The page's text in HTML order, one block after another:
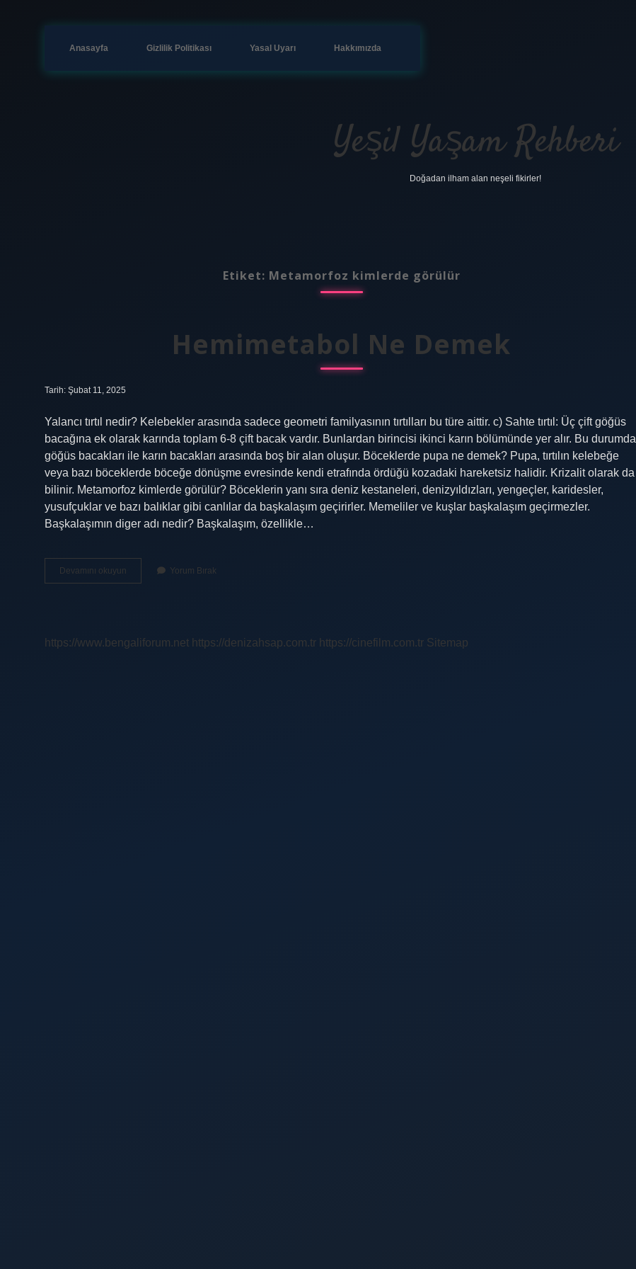
Anasayfa Gizlilik Politikası Yasal Uyarı Hakkımızda
Yeşil Yaşam Rehberi
Doğadan ilham alan neşeli fikirler!
Etiket: Metamorfoz kimlerde görülür
Hemimetabol Ne Demek
Tarih: Şubat 11, 2025
Yalancı tırtıl nedir? Kelebekler arasında sadece geometri familyasının tırtılları bu türe aittir. c) Sahte tırtıl: Üç ​​çift göğüs
bacağına ek olarak karında toplam 6-8 çift bacak vardır. Bunlardan birincisi ikinci karın bölümünde yer alır. Bu durumda
göğüs bacakları ile karın bacakları arasında boş bir alan oluşur. Böceklerde pupa ne demek? Pupa, tırtılın kelebeğe
veya bazı böceklerde böceğe dönüşme evresinde kendi etrafında ördüğü kozadaki hareketsiz halidir. Krizalit olarak da
bilinir. Metamorfoz kimlerde görülür? Böceklerin yanı sıra deniz kestaneleri, denizyıldızları, yengeçler, karidesler,
yusufçuklar ve bazı balıklar gibi canlılar da başkalaşım geçirirler. Memeliler ve kuşlar başkalaşım geçirmezler.
Başkalaşımın diger adı nedir? Başkalaşım, özellikle…
Devamını okuyun Hemimetabol
Ne
Yorum Bırak
https://www.bengaliforum.net https://denizahsap.com.tr https://cinefilm.com.tr Sitemap